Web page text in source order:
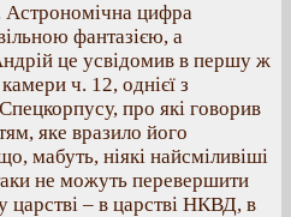
Астрономічна цифра
фантазією, а
це усвідомив в першу ж
ч. 12, однієї з
про які говорив
яке вразило його
мабуть, ніякі найсміливіші
не можуть перевершити
царстві – в царстві НКВД, в